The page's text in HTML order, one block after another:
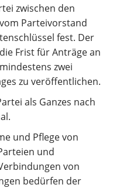
zwischen den
Parteivorstand
fest. Der
Frist für Anträge an
zwei
zu veröffentlichen.
als Ganzes nach
und Pflege von
und
von
bedürfen der